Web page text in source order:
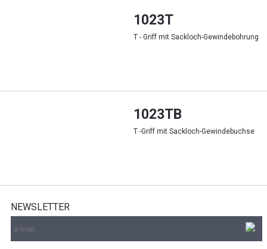
1023T
T - Griff mit Sackloch-Gewindebohrung
1023TB
T -Griff mit Sackloch-Gewindebuchse
NEWSLETTER